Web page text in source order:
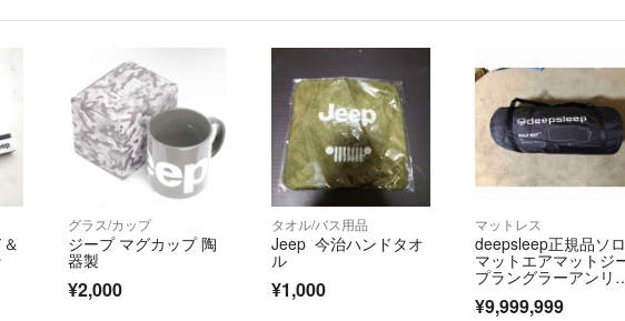
ありがとうございます😊
悪い評価１つありますが、相手の勘
えってきました。商品を受け取って
ついている、と言われました💧そん
ように変な方とはお取引したくありま
グラス/カップ
ジープ マグカップ 陶
器製
¥2,000
タオル/バス用品
Jeep 今治ハンドタオ
ル
¥1,000
マットレス
deepsleep正規品ソロ
マットエアマットジ
プラングラーアンリ
¥9,999,999